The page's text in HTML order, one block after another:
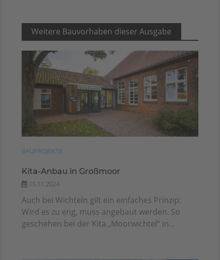
Weitere Bauvorhaben dieser Ausgabe
BAUPROJEKTE
Kita-Anbau in Großmoor
15.11.2024
Auch bei Wichteln gilt ein einfaches Prinzip:
Wird es zu eng, muss angebaut werden. So
geschehen bei der Kita „Moorwichtel“ in...